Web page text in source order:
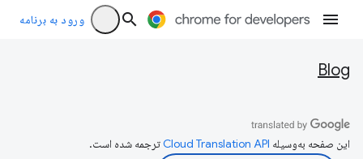
ورود به برنامه
Blog
این صفحه به‌وسیله ترجمه شده است.